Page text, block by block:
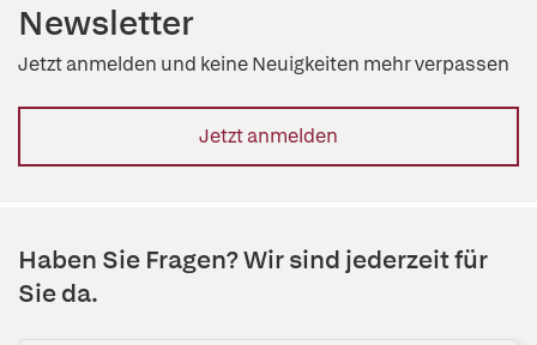
Newsletter
Jetzt anmelden und keine Neuigkeiten mehr verpassen
Jetzt anmelden
Haben Sie Fragen? Wir sind jederzeit für
Sie da.